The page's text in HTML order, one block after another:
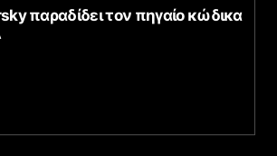
παραδίδει τον πηγαίο κώδικα